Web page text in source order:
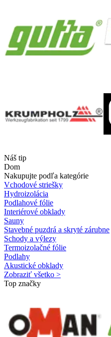
Náš tip
Dom
Nakupujte podľa kategórie
Vchodové striešky
Hydroizolácia
Podlahové fólie
Interiérové obklady
Sauny
Stavebné puzdrá a skryté zárubne
Schody a výlezy
Termoizolačné fólie
Podlahy
Akustické obklady
Zobraziť všetko >
Top značky